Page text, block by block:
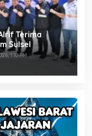
Terima
Sulsel
1:10 PM